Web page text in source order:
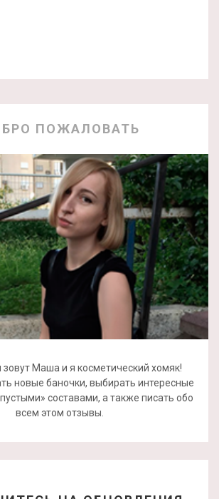
ПОЖАЛОВАТЬ
Маша и я косметический хомяк!
новые баночки, выбирать интересные
составами, а также писать обо
всем этом отзывы.